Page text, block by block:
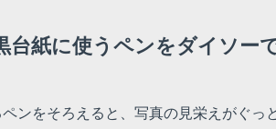
台紙に使うペンをダイソー
ンをそろえると、写真の見栄えがぐ